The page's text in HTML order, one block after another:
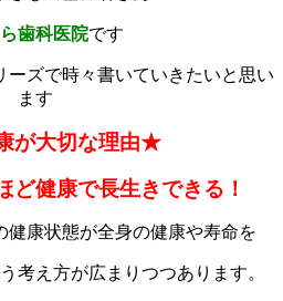
歯科医院です
ーズで時々書いていきたいと思い
ます
が大切な理由★
ど健康で長生きできる！
健康状態が全身の健康や寿命を
考え方が広まりつつあります。